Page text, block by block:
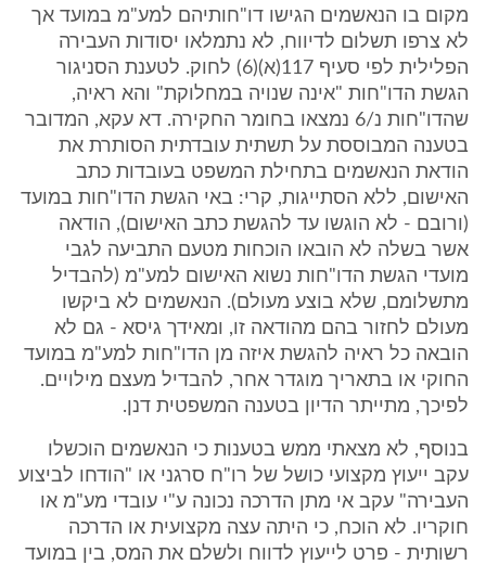
מקום בו הנאשמים הגישו דו"חותיהם למע"מ במועד אך
לא צרפו תשלום לדיווח, לא נתמלאו יסודות העבירה
הפלילית לפי סעיף 117(א)(6) לחוק. לטענת הסניגור
הגשת הדו"חות "אינה שנויה במחלוקת" והא ראיה,
שהדו"חות נ/6 נמצאו בחומר החקירה. דא עקא, המדובר
בטענה המבוססת על תשתית עובדתית הסותרת את
הודאת הנאשמים בתחילת המשפט בעובדות כתב
האישום, ללא הסתייגות, קרי: באי הגשת הדו"חות במועד
(ורובם - לא הוגשו עד להגשת כתב האישום), הודאה
אשר בשלה לא הובאו הוכחות מטעם התביעה לגבי
מועדי הגשת הדו"חות נשוא האישום למע"מ (להבדיל
מתשלומם, שלא בוצע מעולם). הנאשמים לא ביקשו
מעולם לחזור בהם מהודאה זו, ומאידך גיסא - גם לא
הובאה כל ראיה להגשת איזה מן הדו"חות למע"מ במועד
החוקי או בתאריך מוגדר אחר, להבדיל מעצם מילויים.
לפיכך, מתייתר הדיון בטענה המשפטית דנן.
בנוסף, לא מצאתי ממש בטענות כי הנאשמים הוכשלו
עקב ייעוץ מקצועי כושל של רו"ח סרגני או "הודחו לביצוע
העבירה" עקב אי מתן הדרכה נכונה ע"י עובדי מע"מ או
חוקריו. לא הוכח, כי היתה עצה מקצועית או הדרכה
רשותית - פרט לייעוץ לדווח ולשלם את המס, בין במועד